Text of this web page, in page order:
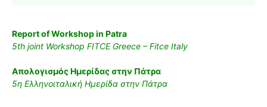
Report of Workshop in Patra
5th joint Workshop FITCE Greece – Fitce Italy
Απολογισμός Ημερίδας στην Πάτρα
5η Ελληνοιταλική Ημερίδα στην Πάτρα